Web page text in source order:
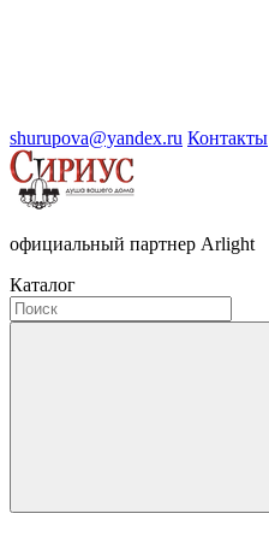
shurupova@yandex.ru Контакты
официальный партнер Arlight
Каталог